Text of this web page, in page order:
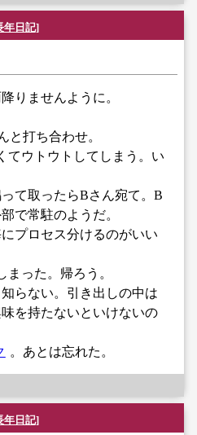
年日記]
りませんように。
と打ち合わせ。
てウトウトしてしまう。い
て取ったらBさん宛て。B
で常駐のようだ。
プロセス分けるのがいい
まった。帰ろう。
らない。引き出しの中は
を持たないといけないの
。あとは忘れた。
年日記]